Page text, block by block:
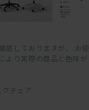
底しておりますが、 お使
より実際の商品と色味が
チェア